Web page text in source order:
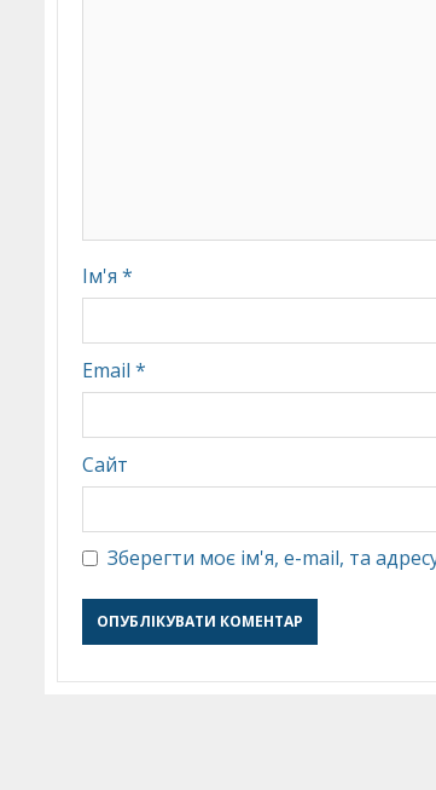
Ім'я *
Email *
Сайт
Зберегти моє ім'я, e-mail, та